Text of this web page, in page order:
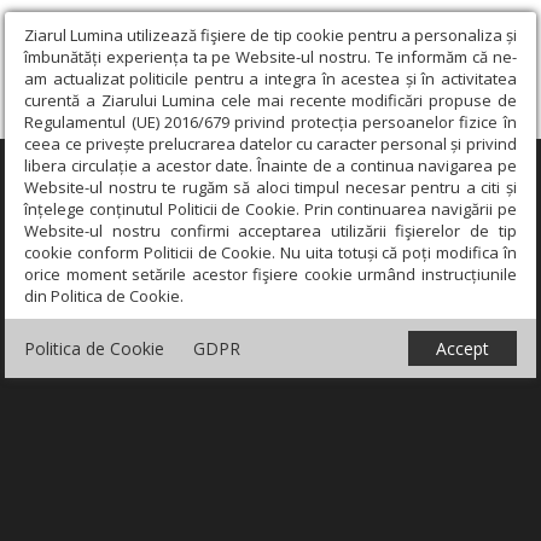
Ziarul Lumina utilizează fişiere de tip cookie pentru a personaliza și
îmbunătăți experiența ta pe Website-ul nostru. Te informăm că ne-
am actualizat politicile pentru a integra în acestea și în activitatea
curentă a Ziarului Lumina cele mai recente modificări propuse de
Regulamentul (UE) 2016/679 privind protecția persoanelor fizice în
ceea ce privește prelucrarea datelor cu caracter personal și privind
libera circulație a acestor date. Înainte de a continua navigarea pe
Website-ul nostru te rugăm să aloci timpul necesar pentru a citi și
înțelege conținutul Politicii de Cookie. Prin continuarea navigării pe
Website-ul nostru confirmi acceptarea utilizării fişierelor de tip
cookie conform Politicii de Cookie. Nu uita totuși că poți modifica în
orice moment setările acestor fişiere cookie urmând instrucțiunile
din Politica de Cookie.
Politica de Cookie GDPR Accept
×